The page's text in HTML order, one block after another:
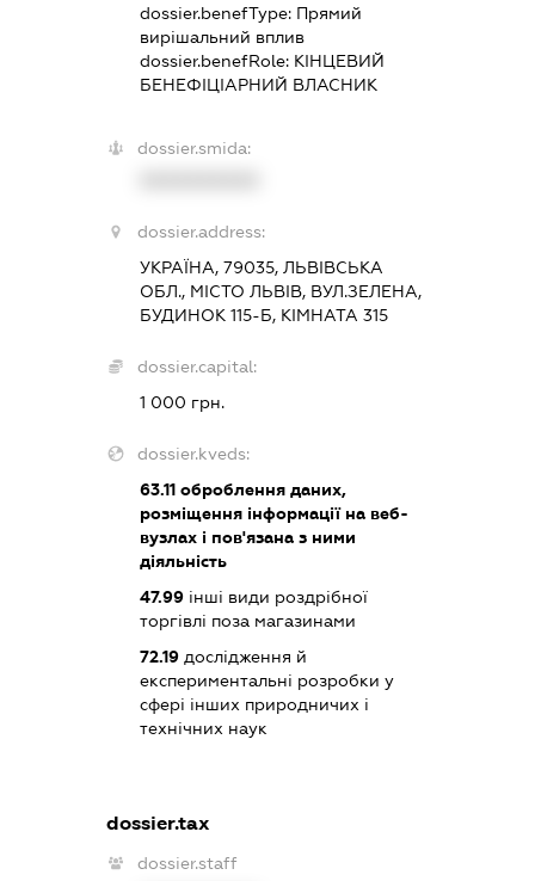
dossier.benefType: Прямий
вирішальний вплив
dossier.benefRole: КІНЦЕВИЙ
БЕНЕФІЦІАРНИЙ ВЛАСНИК
dossier.smida:
dossier.address:
УКРАЇНА, 79035, ЛЬВІВСЬКА
ОБЛ., МІСТО ЛЬВІВ, ВУЛ.ЗЕЛЕНА,
БУДИНОК 115-Б, КІМНАТА 315
dossier.capital:
1 000 грн.
dossier.kveds:
63.11оброблення даних,
розміщення інформації на веб-
вузлах і пов'язана з ними
діяльність
47.99інші види роздрібної
торгівлі поза магазинами
72.19дослідження й
експериментальні розробки у
сфері інших природничих і
технічних наук
dossier.tax
dossier.staff